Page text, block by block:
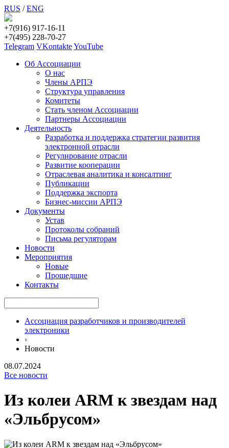
RUS /ENG
+7(916) 917-16-11
+7(495) 228-70-27
Telegram VKontakteYouTube
Об Ассоциации
О нас
Члены АРПЭ
Структура управления
Комитеты
Стать членом Ассоциации
Партнеры Ассоциации
Деятельность
Разработка и поддержка стратегии развития
электронной отрасли
Регулирование отрасли
Развитие кооперации
Отраслевая аналитика и консалтинг
Публикации
Поддержка экспорта
Бизнес-миссии АРПЭ
Документы
Устав
Протоколы собраний
Письма регуляторам
Новости
Мероприятия
Новые
Прошедшие
Контакты
Ассоциация разработчиков и производителей
электроники
›
Новости
08.07.2024
Все новости
Из колеи ARM к звездам над
«Эльбрусом»